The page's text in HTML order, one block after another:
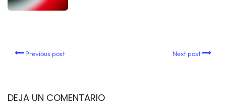
Previous post Next post
DEJA UN COMENTARIO